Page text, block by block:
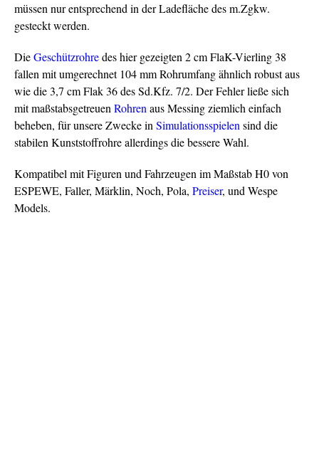
müssen nur entsprechend in der Ladefläche des m.Zgkw.
gesteckt werden.
DieGeschützrohredes hier gezeigten 2 cm FlaK-Vierling 38
fallen mit umgerechnet 104 mm Rohrumfang ähnlich robust aus
wie die 3,7 cm Flak 36 des Sd.Kfz. 7/2. Der Fehler ließe sich
mit maßstabsgetreuenRohrenaus Messing ziemlich einfach
beheben, für unsere Zwecke inSimulationsspielensind die
stabilen Kunststoffrohre allerdings die bessere Wahl.
Kompatibel mit Figuren und Fahrzeugen im Maßstab H0 von
ESPEWE, Faller, Märklin, Noch, Pola, Preiser, und Wespe
Models.